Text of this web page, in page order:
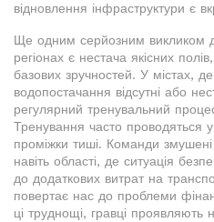
відновлення інфраструктури є
Ще одним серйозним викликом
регіонах є нестача якісних
базових зручностей. У містах,
водопостачання відсутні або
регулярний тренувальний
Тренування часто проводяться
проміжки тиші. Команди змушені
навіть області, де ситуація
до додаткових витрат на
повертає нас до проблеми
ці труднощі, гравці проявляють